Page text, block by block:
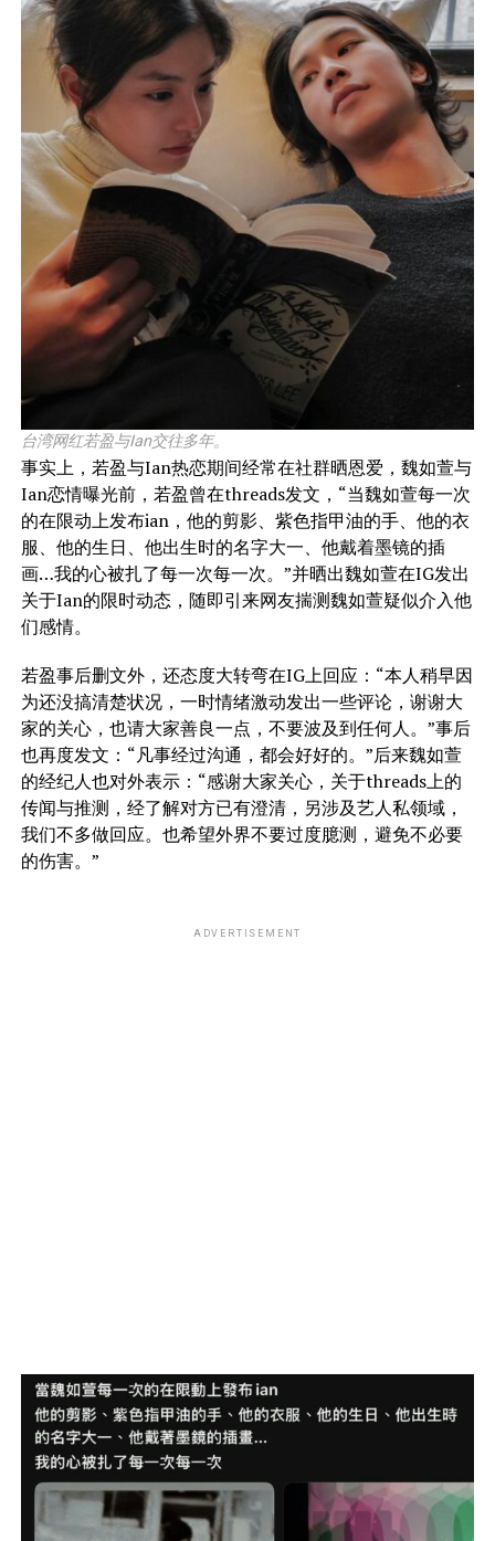
台湾网红若盈与Ian交往多年。
事实上，若盈与Ian热恋期间经常在社群晒恩爱，魏如萱与
Ian恋情曝光前，若盈曾在threads发文，“当魏如萱每一次
的在限动上发布ian，他的剪影、紫色指甲油的手、他的衣
服、他的生日、他出生时的名字大一、他戴着墨镜的插
画…我的心被扎了每一次每一次。”并晒出魏如萱在IG发出
关于Ian的限时动态，随即引来网友揣测魏如萱疑似介入他
们感情。
若盈事后删文外，还态度大转弯在IG上回应：“本人稍早因
为还没搞清楚状况，一时情绪激动发出一些评论，谢谢大
家的关心，也请大家善良一点，不要波及到任何人。”事后
也再度发文：“凡事经过沟通，都会好好的。”后来魏如萱
的经纪人也对外表示：“感谢大家关心，关于threads上的
传闻与推测，经了解对方已有澄清，另涉及艺人私领域，
我们不多做回应。也希望外界不要过度臆测，避免不必要
的伤害。”
ADVERTISEMENT